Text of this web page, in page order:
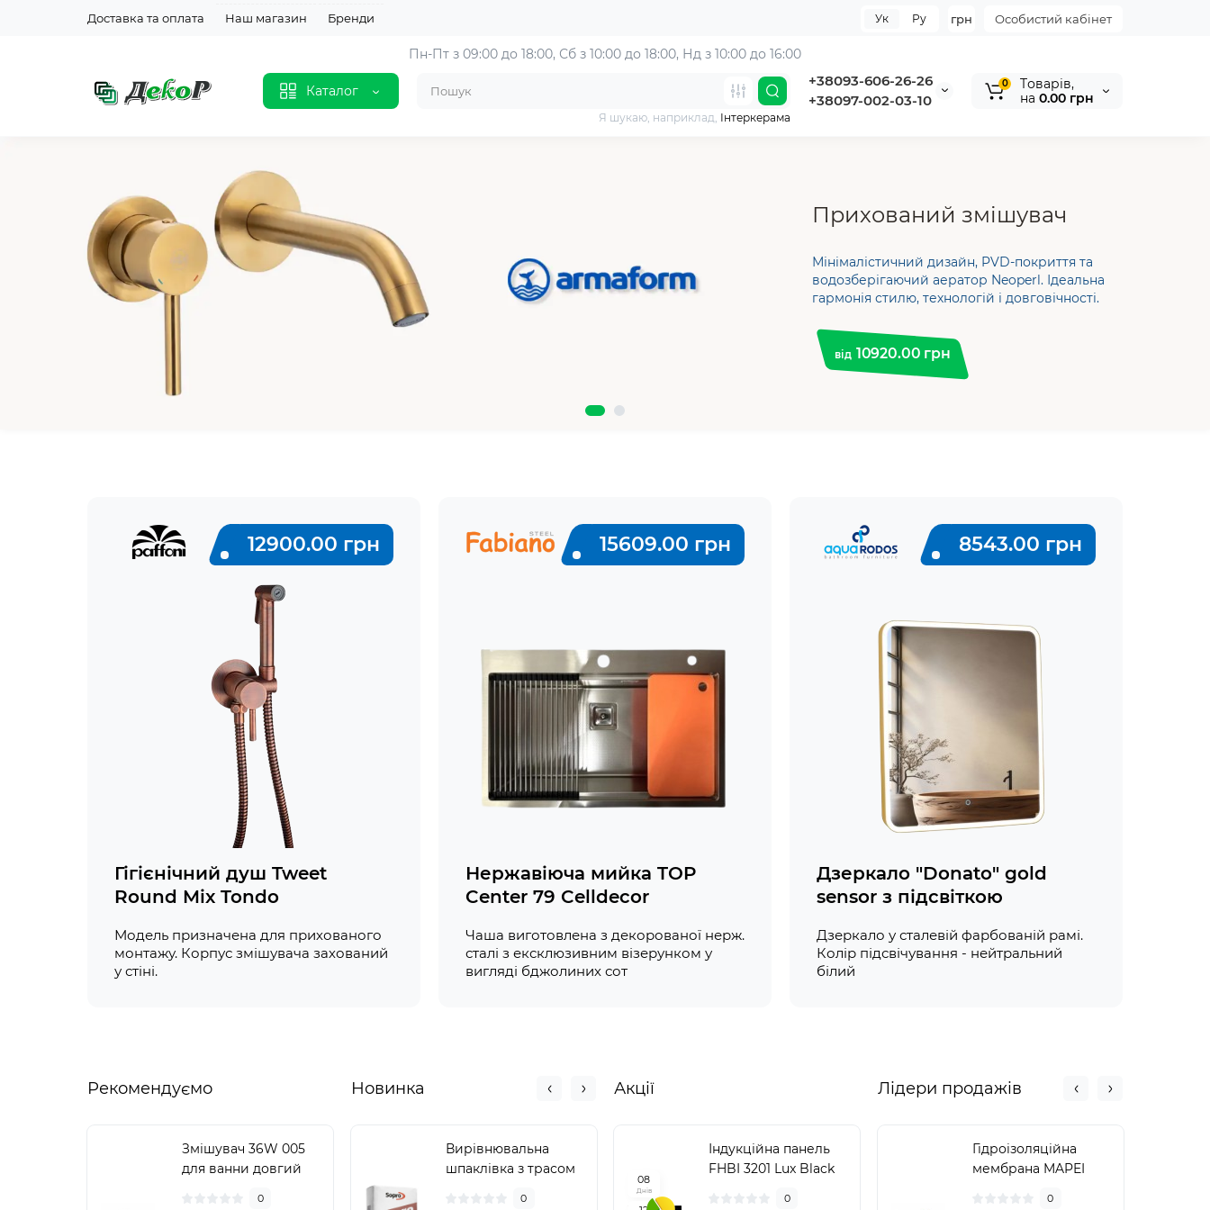
Доставка та оплата Наш магазин Бренди Особистий кабінет
грн
Ук Ру
Каталог
Пн-Пт з 09:00 до 18:00, Сб з 10:00 до 18:00, Нд з 10:00 до 16:00
+38093-606-26-26
+38097-002-03-10
Я шукаю, наприклад, Інтеркерама
0
Tоварів,
на 0.00 грн
Прихований змішувач
Мінімалістичний дизайн, PVD-покриття та
водозберігаючий аератор Neoperl. Ідеальна
гармонія стилю, технологій і довговічності.
від 10920.00 грн
Змішувач для умивальника
Сучасний дизайн, європейський контроль
якості та бездоганна робота щодня. Ідеальний
баланс стилю.
8840.00 грн
12900.00 грн
Гігієнічний душ Tweet
Round Mix Tondo
Модель призначена для прихованого
монтажу. Корпус змішувача захований
у стіні.
15609.00 грн
Нержавіюча мийка TOP
Center 79 Celldecor
Чаша виготовлена з декорованої нерж.
сталі з ексклюзивним візерунком у
вигляді бджолиних сот
8543.00 грн
Дзеркало "Donato" gold
sensor з підсвіткою
Дзеркало у сталевій фарбованій рамі.
Колір підсвічування - нейтральний
білий
Рекомендуємо
Змішувач 36W 005
для ванни довгий
0
Новинка
Вирівнювальна
шпаклівка з трасом
0
Дюбель
розширювальний
0
Акції
08
Днів
Індукційна панель
FHBI 3201 Lux Black
0
Лідери продажів
Гідроізоляційна
мембрана MAPEI
0